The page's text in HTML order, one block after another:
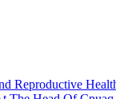
Reproductive